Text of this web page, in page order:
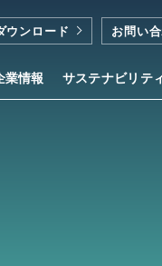
業情報 サステナビリテ
ウンロード お問い